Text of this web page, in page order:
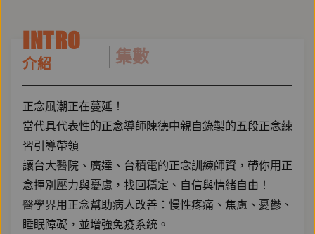
INTRO
介紹 集數
正念風潮正在蔓延！
當代具代表性的正念導師陳德中親自錄製的五段正念練
習引導帶領
讓台大醫院、廣達、台積電的正念訓練師資，帶你用正
念揮別壓力與憂慮，找回穩定、自信與情緒自由！
醫學界用正念幫助病人改善：慢性疼痛、焦慮、憂鬱、
睡眠障礙，並增強免疫系統。